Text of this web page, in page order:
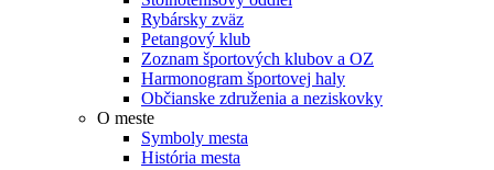
Rybársky zväz
Petangový klub
Zoznam športových klubov a OZ
Harmonogram športovej haly
Občianske združenia a neziskovky
O meste
Symboly mesta
História mesta